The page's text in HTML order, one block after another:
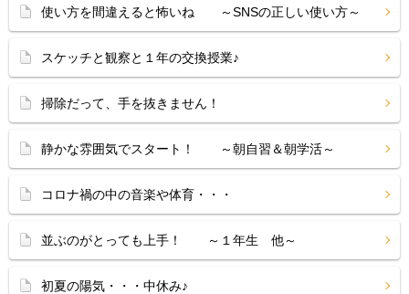
使い方を間違えると怖いね ～SNSの正しい使い方～
スケッチと観察と１年の交換授業♪
掃除だって、手を抜きません！
静かな雰囲気でスタート！ ～朝自習＆朝学活～
コロナ禍の中の音楽や体育・・・
並ぶのがとっても上手！ ～１年生 他～
初夏の陽気・・・中休み♪